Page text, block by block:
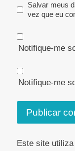
Salvar meus
vez que eu
Notifique-me
Notifique-me
Este site